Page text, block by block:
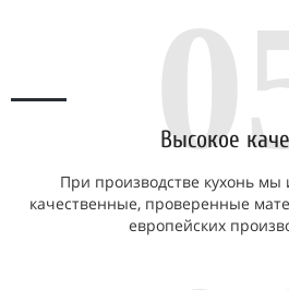
Высокое
При производстве кухонь мы
качественные, проверенные
европейских